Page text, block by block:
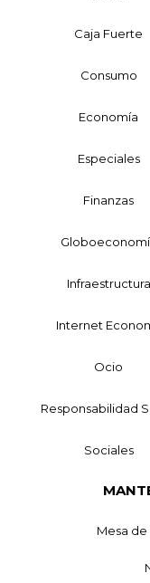
Caja Fuerte
Consumo
Economía
Especiales
Finanzas
Infraestructura
Internet
Ocio
Responsabilidad
Sociales
Mesa